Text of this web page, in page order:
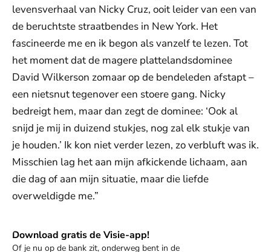
levensverhaal van Nicky Cruz, ooit leider van een van
de beruchtste straatbendes in New York. Het
fascineerde me en ik begon als vanzelf te lezen. Tot
het moment dat de magere plattelandsdominee
David Wilkerson zomaar op de bendeleden afstapt –
een nietsnut tegenover een stoere gang. Nicky
bedreigt hem, maar dan zegt de dominee: ‘Ook al
snijd je mij in duizend stukjes, nog zal elk stukje van
je houden.’ Ik kon niet verder lezen, zo verbluft was ik.
Misschien lag het aan mijn afkickende lichaam, aan
die dag of aan mijn situatie, maar die liefde
overweldigde me.”
Download gratis de Visie-app!
Of je nu op de bank zit, onderweg bent in de
Download de app